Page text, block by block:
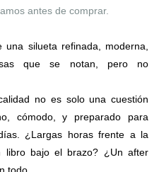
antes de comprar.
silueta refinada, moderna,
que se notan, pero no
no es solo una cuestión
cómodo, y preparado para
¿Largas horas frente a la
libro bajo el brazo? ¿Un after
todo.